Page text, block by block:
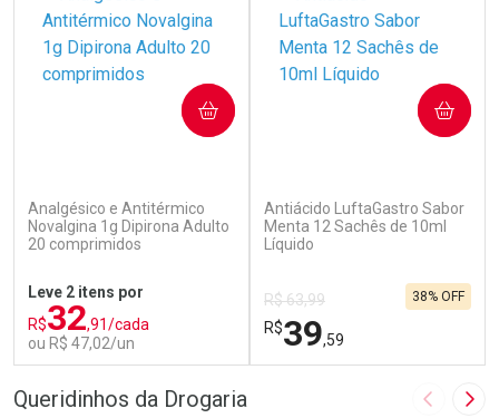
Analgésico e Antitérmico
Novalgina 1g Dipirona Adulto
20 comprimidos
Leve 2 itens por
R$32,91/cada
ou R$ 47,02/un
COMPRAR
Antiácido LuftaGastro Sabor
Menta 12 Sachês de 10ml
Líquido
R$ 63,99
R$39,59
38% OFF
COMPRAR
Queridinhos da Drogaria Imagem